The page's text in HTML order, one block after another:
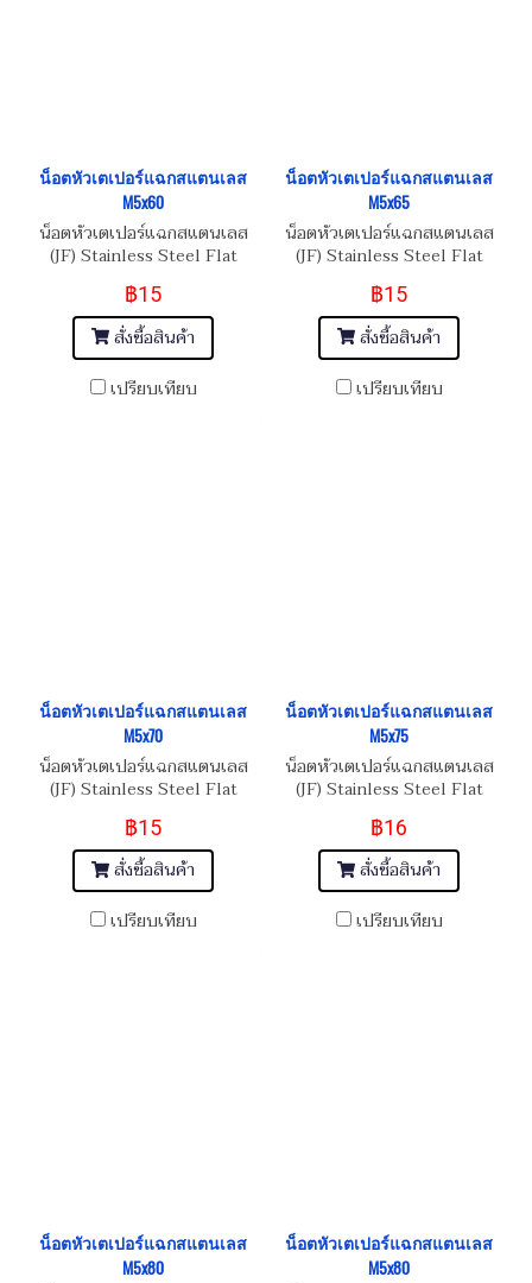
น็อตหัวเตเปอร์แฉกสแตนเลส
M5x60
น็อตหัวเตเปอร์แฉกสแตนเลส
(JF) Stainless Steel Flat
Phillip Taper Head Screw
M5x0.8x60
฿15
สั่งซื้อสินค้า
เปรียบเทียบ
น็อตหัวเตเปอร์แฉกสแตนเลส
M5x65
น็อตหัวเตเปอร์แฉกสแตนเลส
(JF) Stainless Steel Flat
Phillip Taper Head Screw
M5x0.8x65
฿15
สั่งซื้อสินค้า
เปรียบเทียบ
น็อตหัวเตเปอร์แฉกสแตนเลส
M5x70
น็อตหัวเตเปอร์แฉกสแตนเลส
(JF) Stainless Steel Flat
M5x0.8x70
฿15
สั่งซื้อสินค้า
เปรียบเทียบ
น็อตหัวเตเปอร์แฉกสแตนเลส
M5x75
น็อตหัวเตเปอร์แฉกสแตนเลส
(JF) Stainless Steel Flat
M5x0.8x75
฿16
สั่งซื้อสินค้า
เปรียบเทียบ
น็อตหัวเตเปอร์แฉกสแตนเลส
M5x80
น็อตหัวเตเปอร์แฉกสแตนเลส
M5x80